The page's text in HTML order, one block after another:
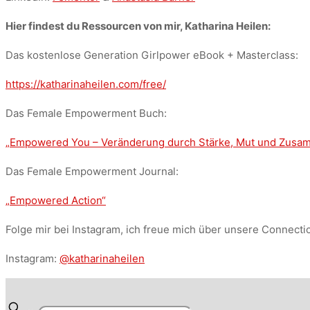
Hier findest du Ressourcen von mir, Katharina Heilen:
Das kostenlose Generation Girlpower eBook + Masterclass:
https://katharinaheilen.com/free/
Das Female Empowerment Buch:
„Empowered You – Veränderung durch Stärke, Mut und
Das Female Empowerment Journal:
„Empowered Action“
Folge mir bei Instagram, ich freue mich über unsere
Instagram: @katharinaheilen